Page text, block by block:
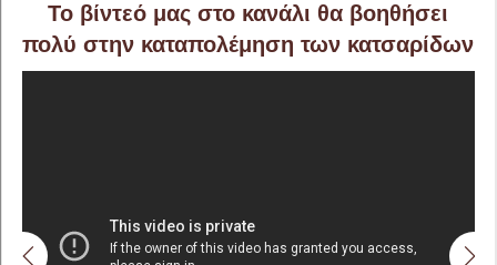
Το βίντεό μας στο κανάλι θα βοηθήσει
πολύ στην καταπολέμηση των κατσαρίδων